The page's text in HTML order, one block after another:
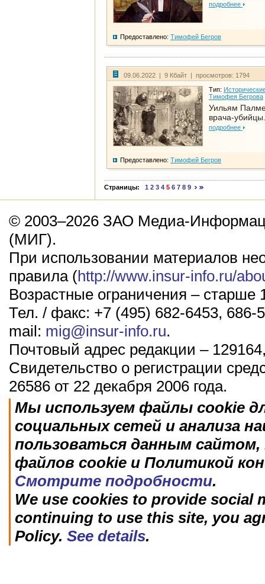
подробнее
Предоставлено: Тимофей Бегров
09.06.2022 | 9 Кбайт | просмотров: 1794
Тип:
Тимофея Бегрова
Уильям
врача-
подробнее
Предоставлено: Тимофей Бегров
Страницы: 1 2 3 4 5 6 7 8 9
© 2003–2026 ЗАО Медиа-
(МИГ).
При использовании материалов
правила (http://www.insur-info.ru/
Возрастные ограничения – старше
Тел. / факс: +7 (495) 682-6453, 686-
mail: mig@insur-info.ru.
Почтовый адрес редакции –
Свидетельство о регистрации
26586 от 22 декабря 2006 года.
Мы используем файлы cookie
социальных сетей и анализа
пользоваться данным
файлов cookie и Политикой
Смотрите подробности.
We use cookies to provide social
continuing to use this site, you
Policy. See details.